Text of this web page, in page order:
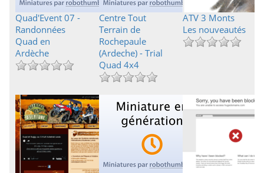
Quad'Event 07 -
Randonnées
Quad en
Ardèche
Centre Tout
Terrain de
Rochepaule
(Ardeche) - Trial
Quad 4x4
ATV 3 Monts
Les nouveautés